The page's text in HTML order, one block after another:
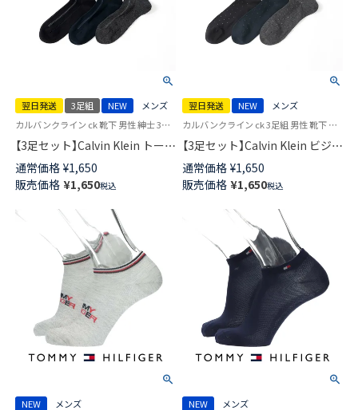
翌日発送 3足組 NEW
メンズ
カルバンクライン ck 靴下 男性 紳士 3足組
【3足セット】Calvin Klein トーナ
ルストライプ クルー丈 ビジネ
スソックス メンズ クルー丈
【365日最短翌日発送】
92572204
通常価格 ¥1,650
販売価格 ¥1,650税込
翌日発送 NEW
メンズ
カルバンクライン ck 3足組 男性 靴下 紳士
【3足セット】Calvin Klein ビジネ
スソックス シンプルドット ク
ルー丈 メンズ 【365日最短翌日
発送】 92572203
通常価格 ¥1,650
販売価格 ¥1,650税込
NEW
メンズ
NEW
メンズ